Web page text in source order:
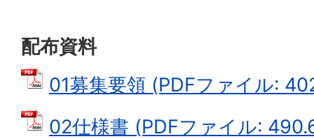
配布資料
01募集要領 (PDFファイル:
02仕様書 (PDFファイル: